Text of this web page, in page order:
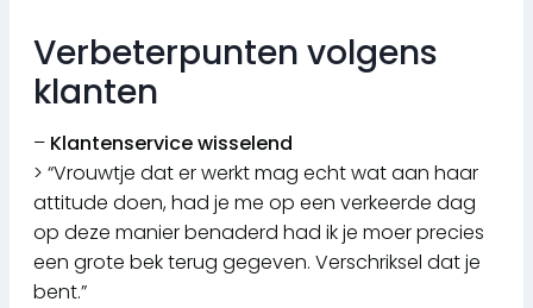
Verbeterpunten volgens
klanten
– Klantenservice wisselend
> “Vrouwtje dat er werkt mag echt wat aan haar
attitude doen, had je me op een verkeerde dag
op deze manier benaderd had ik je moer precies
een grote bek terug gegeven. Verschriksel dat je
bent.”